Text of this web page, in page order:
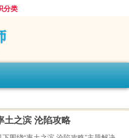
分类
土之滨 沦陷攻略